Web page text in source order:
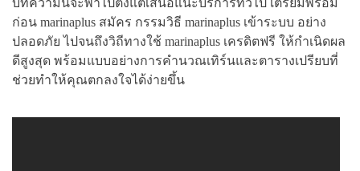
ก่อน marinaplus สมัคร กรรมวิธี marinaplus เข้าระบบ อย่าง
ปลอดภัย ไปจนถึงวิถีทางใช้ marinaplus เครดิตฟรี ให้กำเนิดผล
ดีสูงสุด พร้อมแบบอย่างการคำนวณเทิร์นและตารางเปรียบที่
ช่วยทำให้คุณตกลงใจได้ง่ายขึ้น